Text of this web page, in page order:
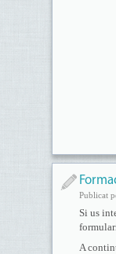
Publicat
Si us
A